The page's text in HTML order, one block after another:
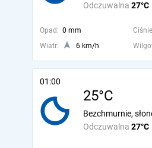
Odczuwalna 27°C
Opad: 0 mm
Wiatr:
6 km/h
01:00
25°C
Odczuwalna 27°C
Bezchmurnie,